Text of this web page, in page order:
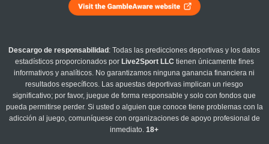
Descargo de responsabilidad : Todas las predicciones deportivas y los datos
estadísticos proporcionados por Live2Sport LLC tienen únicamente fines
informativos y analíticos. No garantizamos ninguna ganancia financiera ni
resultados específicos. Las apuestas deportivas implican un riesgo
significativo; por favor, juegue de forma responsable y solo con fondos que
pueda permitirse perder. Si usted o alguien que conoce tiene problemas con la
adicción al juego, comuníquese con organizaciones de apoyo profesional de
inmediato.18+